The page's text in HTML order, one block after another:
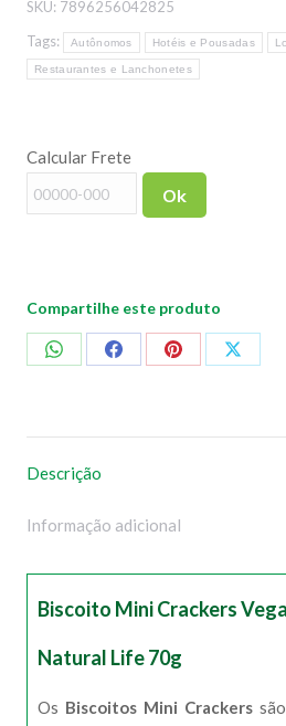
Sabor
Páprica
Natural
quantidade
SKU: 7896256042825
Tags:
Autônomos Hotéis e Pousadas
Restaurantes e Lanchonetes
Calcular Frete
Ok
Compartilhe este produto
CompartilharCompartilharCompartilhar
Descrição
Informação adicional
Biscoito Mini Crackers
Natural Life 70g
Os Biscoitos Mini Crackers